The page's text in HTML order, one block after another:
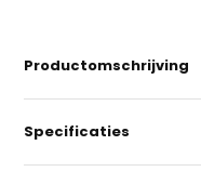
Productomschrijving
Specificaties